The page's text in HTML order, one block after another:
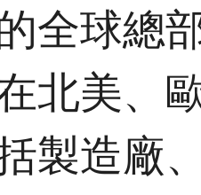
全球總
北美、
製造廠